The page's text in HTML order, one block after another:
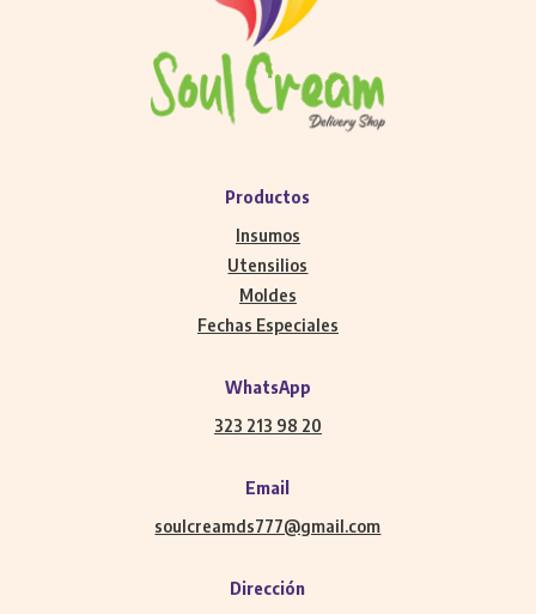
Productos
Insumos
Utensilios
Moldes
Fechas Especiales
WhatsApp
323 213 98 20
Email
soulcreamds777@gmail.com
Dirección